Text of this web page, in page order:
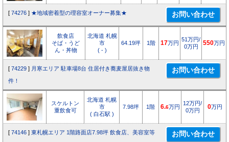
[ 74276 ] ★地域密着型の理容室オーナー募集★
飲食店
そば・うど
ん・丼物
北海道 札幌
市
( - )
64.19坪 1階 17万円
51万円/
0万円
550万円
[ 74229 ] 月寒エリア 駐車場8台 住居付き蕎麦屋居抜き物
件！
スケルトン
重飲食可
北海道 札幌
市
( 白石駅 )
7.98坪 1階 6.6万円
12万円/
0万円
0万円
[ 74146 ] 東札幌エリア 1階路面店7.98坪 飲食店、美容室等